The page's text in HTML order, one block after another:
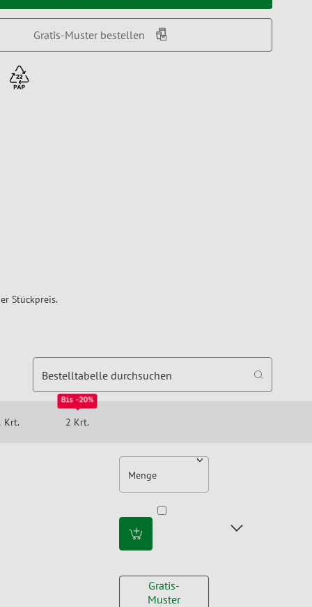
Gratis-Muster bestellen
Stückpreis.
Bestelltabelle durchsuchen
Krt.
Bis -20%
2 Krt.
Menge
Gratis-
Muster